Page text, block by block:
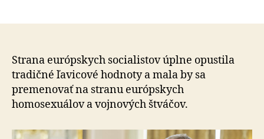
o
Strana európskych socialistov úplne opustila
tradičné ľavicové hodnoty a mala by sa
premenovať na stranu európskych
homosexuálov a vojnových štváčov.